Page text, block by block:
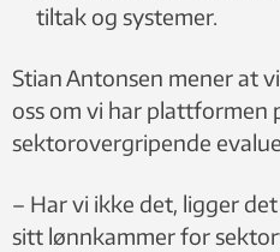
tiltak og systemer.
Stian Antonsen mener at
oss om vi har plattformen
sektorovergripende
– Har vi ikke det, ligger
sitt lønnkammer for